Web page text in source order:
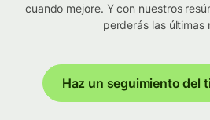
cuando mejore. Y con nuestros
perderás las últimas
Haz un seguimiento del